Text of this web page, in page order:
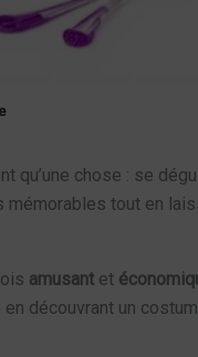
qu’une chose : se
mémorables tout en
amusant et
découvrant un